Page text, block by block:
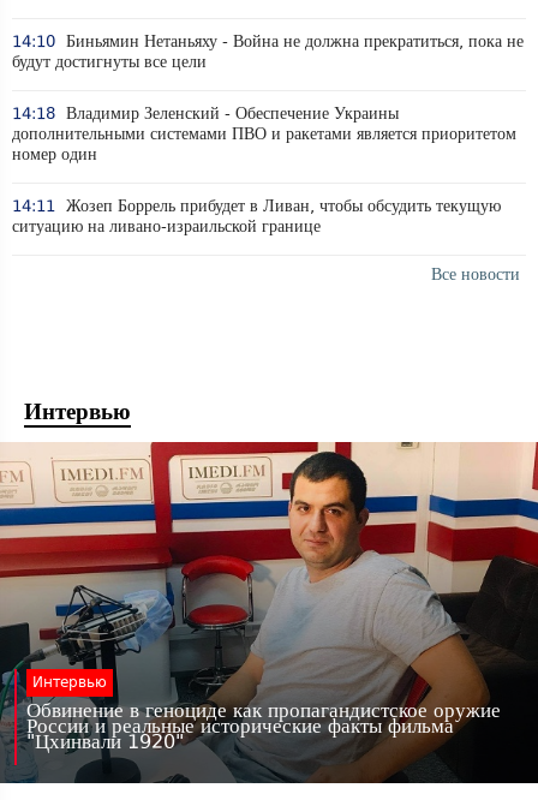
14:10 Биньямин Нетаньяху - Война не должна прекратиться, пока не
будут достигнуты все цели
14:18 Владимир Зеленский - Обеспечение Украины
дополнительными системами ПВО и ракетами является приоритетом
номер один
14:11 Жозеп Боррель прибудет в Ливан, чтобы обсудить текущую
ситуацию на ливано-израильской границе
Все новости
Интервью
Интервью
Обвинение в геноциде как пропагандистское оружие
России и реальные исторические факты фильма
"Цхинвали 1920"